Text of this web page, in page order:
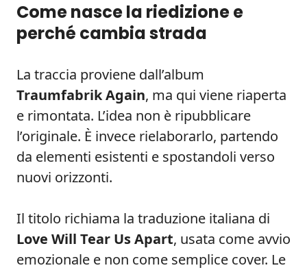
Come nasce la riedizione e
perché cambia strada
La traccia proviene dall’album
Traumfabrik Again, ma qui viene riaperta
e rimontata. L’idea non è ripubblicare
l’originale. È invece rielaborarlo, partendo
da elementi esistenti e spostandoli verso
nuovi orizzonti.
Il titolo richiama la traduzione italiana di
Love Will Tear Us Apart, usata come avvio
emozionale e non come semplice cover. Le